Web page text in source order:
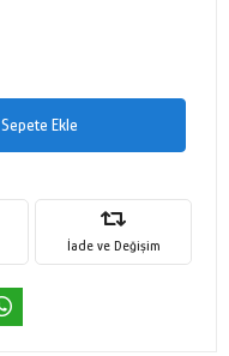
Sepete Ekle
İade ve Değişim